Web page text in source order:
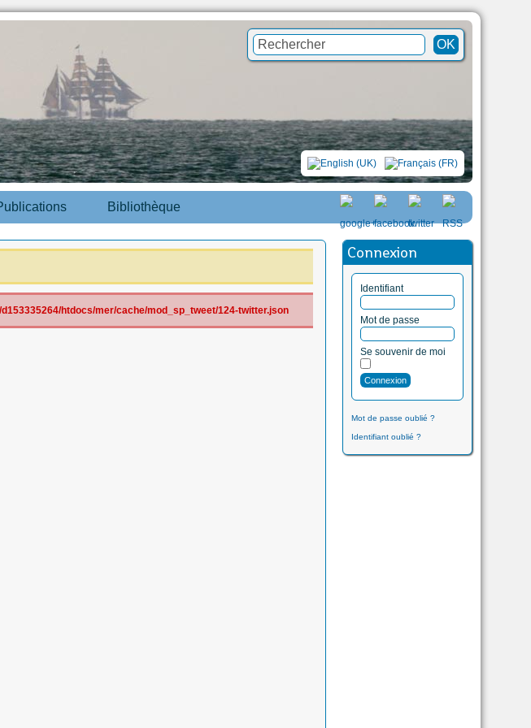
Bibliothèque
Connexion
Identifiant
Mot de passe
Se souvenir de moi
Mot de passe oublié ?
Identifiant oublié ?
htdocs/mer/cache/mod_sp_tweet/124-twitter.json